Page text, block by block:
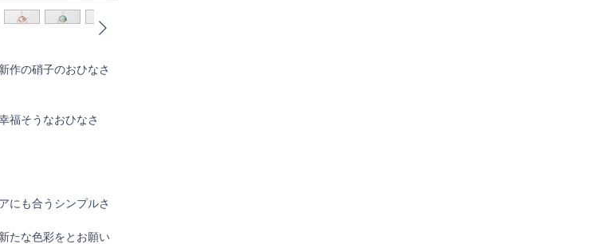
作の硝子のおひなさ
福そうなおひなさ
にも合うシンプルさ
たな色彩をとお願い